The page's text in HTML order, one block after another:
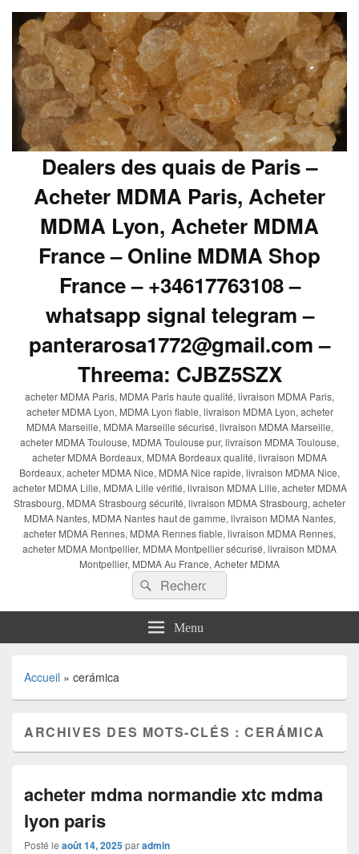
Dealers des quais de Paris –
Acheter MDMA Paris, Acheter
MDMA Lyon, Acheter MDMA
France – Online MDMA Shop
France – +34617763108 –
whatsapp signal telegram –
panterarosa1772@gmail.com –
Threema: CJBZ5SZX
acheter MDMA Paris, MDMA Paris haute qualité, livraison MDMA Paris,
acheter MDMA Lyon, MDMA Lyon fiable, livraison MDMA Lyon, acheter
MDMA Marseille, MDMA Marseille sécurisé, livraison MDMA Marseille,
acheter MDMA Toulouse, MDMA Toulouse pur, livraison MDMA Toulouse,
acheter MDMA Bordeaux, MDMA Bordeaux qualité, livraison MDMA
Bordeaux, acheter MDMA Nice, MDMA Nice rapide, livraison MDMA Nice,
acheter MDMA Lille, MDMA Lille vérifié, livraison MDMA Lille, acheter MDMA
Strasbourg, MDMA Strasbourg sécurité, livraison MDMA Strasbourg, acheter
MDMA Nantes, MDMA Nantes haut de gamme, livraison MDMA Nantes,
acheter MDMA Rennes, MDMA Rennes fiable, livraison MDMA Rennes,
acheter MDMA Montpellier, MDMA Montpellier sécurisé, livraison MDMA
Montpellier, MDMA Au France, Acheter MDMA
Recherche :
Rechercher
Menu
Accueil » cerámica
ARCHIVES DES MOTS-CLÉS :CERÁMICA
acheter mdma normandie xtc mdma
lyon paris
Posté le août 14, 2025paradmin